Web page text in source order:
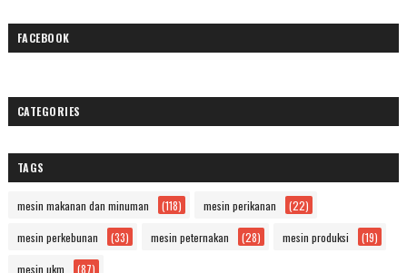
FACEBOOK
CATEGORIES
TAGS
mesin makanan dan minuman (118) mesin perikanan (22)
mesin perkebunan (33) mesin peternakan (28) mesin produksi (19)
mesin ukm (87)